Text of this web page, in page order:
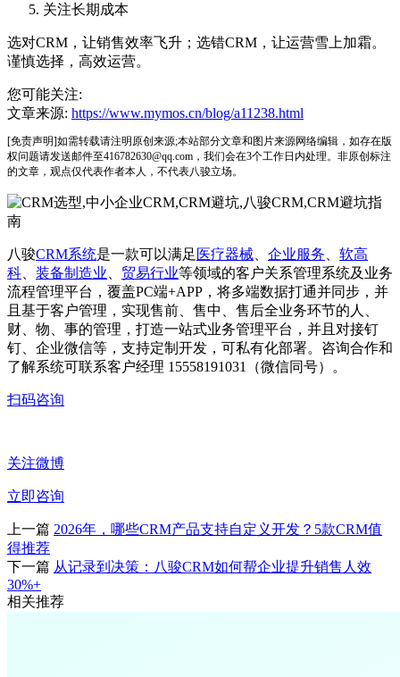
关注长期成本
选对CRM，让销售效率飞升；选错CRM，让运营雪上加霜。
谨慎选择，高效运营。
您可能关注:
文章来源: https://www.mymos.cn/blog/a11238.html
[免责声明]如需转载请注明原创来源;本站部分文章和图片来源网络编辑，如存在版
权问题请发送邮件至416782630@qq.com，我们会在3个工作日内处理。非原创标注
的文章，观点仅代表作者本人，不代表八骏立场。
八骏CRM系统是一款可以满足 医疗器械 企业服务
软高
科
装备制造业 贸易行业等领域的客户关系管理系统及业务
流程管理平台，覆盖PC端+APP，将多端数据打通并同步，并
且基于客户管理，实现售前、售中、售后全业务环节的人、
财、物、事的管理，打造一站式业务管理平台，并且对接钉
钉、企业微信等，支持定制开发，可私有化部署。咨询合作和
了解系统可联系客户经理 15558191031（微信同号）。
扫码咨询
关注微博
立即咨询
上一篇 2026年，哪些CRM产品支持自定义开发？5款CRM值
得推荐
下一篇 从记录到决策：八骏CRM如何帮企业提升销售人效
30%+
相关推荐